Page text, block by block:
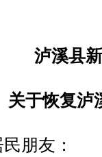
泸溪县
关于恢复泸
朋友：